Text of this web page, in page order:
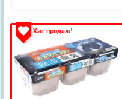
Хит продаж!